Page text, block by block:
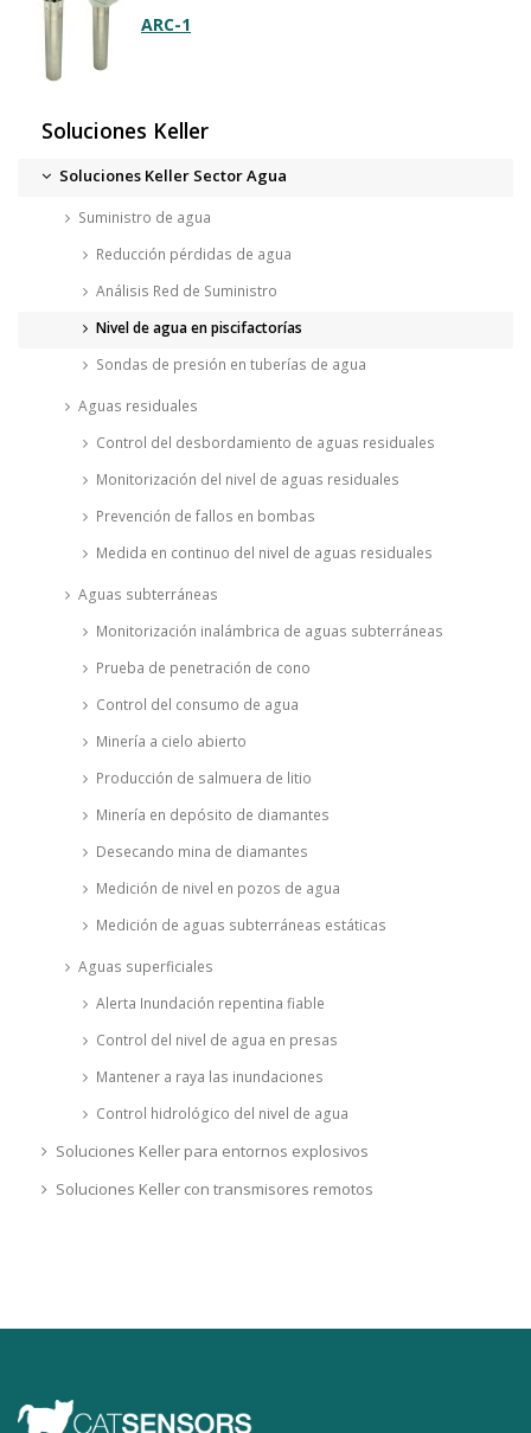
Soluciones Keller
Soluciones Keller Sector Agua
Suministro de agua
Reducción pérdidas de agua
Análisis Red de Suministro
Nivel de agua en piscifactorías
Sondas de presión en tuberías de agua
Aguas residuales
Control del desbordamiento de aguas residuales
Monitorización del nivel de aguas residuales
Prevención de fallos en bombas
Medida en continuo del nivel de aguas residuales
Aguas subterráneas
Monitorización inalámbrica de aguas subterráneas
Prueba de penetración de cono
Control del consumo de agua
Minería a cielo abierto
Producción de salmuera de litio
Minería en depósito de diamantes
Desecando mina de diamantes
Medición de nivel en pozos de agua
Medición de aguas subterráneas estáticas
Aguas superficiales
Alerta Inundación repentina fiable
Control del nivel de agua en presas
Mantener a raya las inundaciones
Control hidrológico del nivel de agua
Soluciones Keller para entornos explosivos
Soluciones Keller con transmisores remotos
ARC-1